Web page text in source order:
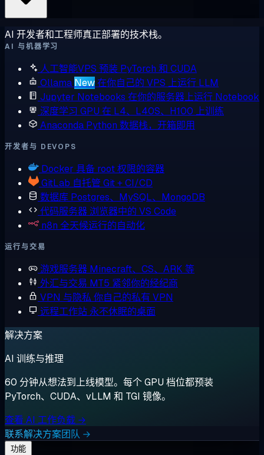
AI 开发者和工程师真正部署的技术栈。
AI 与机器学习
人工智能VPS 预装 PyTorch 和 CUDA
Ollama New在你自己的 VPS 上运行 LLM
Jupyter Notebooks 在你的服务器上运行 Notebook
深度学习 GPU 在 L4、L40S、H100 上训练
Anaconda Python 数据栈，开箱即用
开发者与 DEVOPS
Docker 具备 root 权限的容器
GitLab 自托管 Git + CI/CD
数据库 Postgres、MySQL、MongoDB
代码服务器 浏览器中的 VS Code
n8n 全天候运行的自动化
运行与交易
游戏服务器 Minecraft、CS、ARK 等
外汇与交易 MT5 紧邻你的经纪商
VPN 与隐私 你自己的私有 VPN
远程工作站 永不休眠的桌面
解决方案
AI 训练与推理
60 分钟从想法到上线模型。每个 GPU 档位都预装
PyTorch、CUDA、vLLM 和 TGI 镜像。
查看 AI 工作负载 →
联系解决方案团队 →